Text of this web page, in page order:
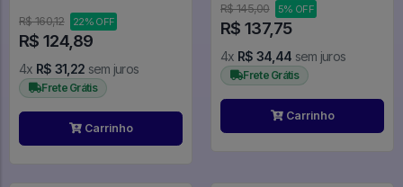
R$ 160,12
22% OFF
R$ 124,89
4x R$ 31,22 sem juros
Frete Grátis
Carrinho
R$ 145,00 5% OFF
R$ 137,75
4x R$ 34,44 sem juros
Frete Grátis
Carrinho